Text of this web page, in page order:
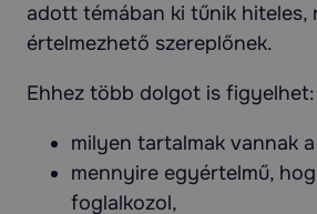
adott témában ki tűnik hiteles,
értelmezhető szereplőnek.
Ehhez több dolgot is figyelhet:
milyen tartalmak vannak
mennyire egyértelmű,
foglalkozol,